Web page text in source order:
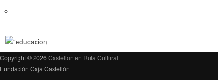
Copyright © 2026Castellon en Ruta Cultural
Fundación Caja Castellón